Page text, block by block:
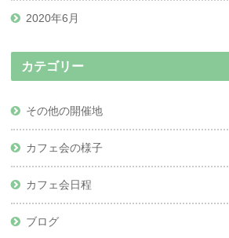
2020年6月
カテゴリー
その他の開催地
カフェ会の様子
カフェ会日程
ブログ